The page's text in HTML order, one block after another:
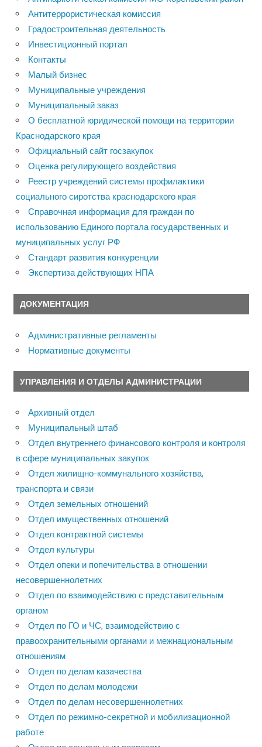
Антитеррористическая комиссия
Градостроительная деятельность
Инвестиционный портал
Контакты
Малый бизнес
Муниципальные учреждения
Муниципальный заказ
О бесплатной юридической помощи на территории
Краснодарского края
Официальный сайт госзакупок
Оценка регулирующего воздействия
Реестр учреждений системы профилактики
социального сиротства краснодарского края
Справочная информация для граждан по
использованию Единого портала государственных и
муниципальных услуг РФ
Стандарт развития конкуренции
Экспертиза действующих НПА
ДОКУМЕНТАЦИЯ
Административные регламенты
Нормативные документы
УПРАВЛЕНИЯ И ОТДЕЛЫ АДМИНИСТРАЦИИ
Архивный отдел
Муниципальный штаб
Отдел внутреннего финансового контроля и контроля
в сфере муниципальных закупок
Отдел жилищно-коммунального хозяйства,
транспорта и связи
Отдел земельных отношений
Отдел имущественных отношений
Отдел контрактной системы
Отдел культуры
Отдел опеки и попечительства в отношении
несовершеннолетних
Отдел по взаимодействию с представительным
органом
Отдел по ГО и ЧС, взаимодействию с
правоохранительными органами и межнациональным
отношениям
Отдел по делам казачества
Отдел по делам молодежи
Отдел по делам несовершеннолетних
Отдел по режимно-секретной и мобилизационной
работе